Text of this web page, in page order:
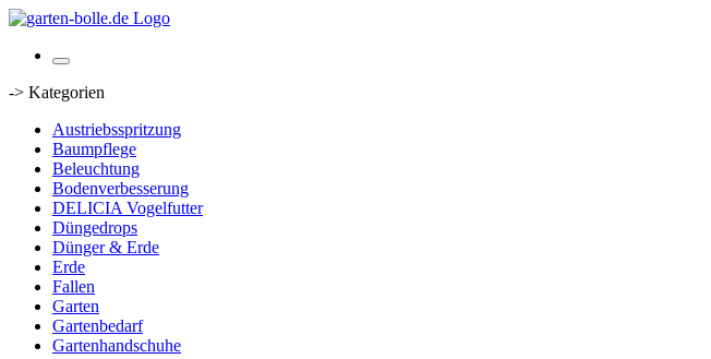
-> Kategorien
Austriebsspritzung
Baumpflege
Beleuchtung
Bodenverbesserung
DELICIA Vogelfutter
Düngedrops
Dünger & Erde
Erde
Fallen
Garten
Gartenbedarf
Gartenhandschuhe